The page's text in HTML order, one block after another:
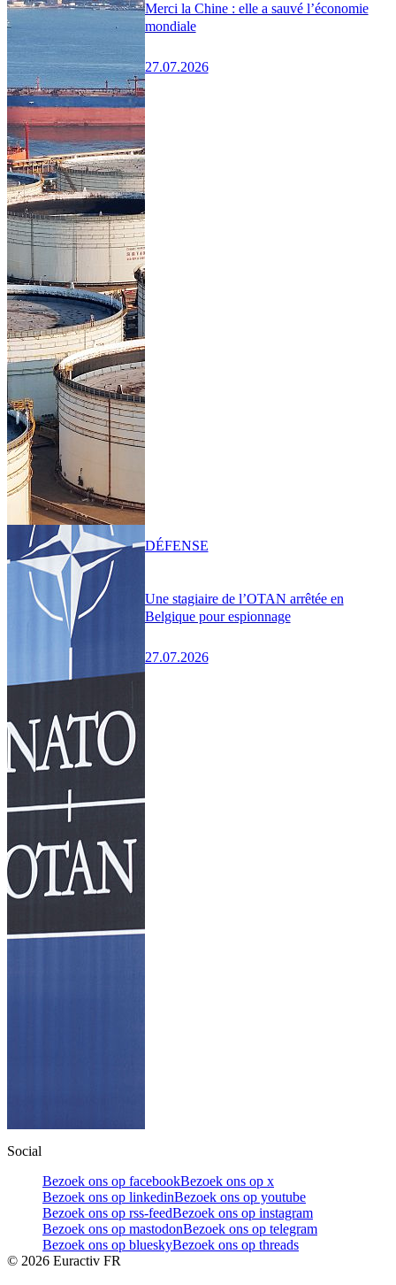
Merci la Chine : elle a sauvé l’économie
mondiale
27.07.2026
Une stagiaire de l’OTAN arrêtée en
Belgique pour espionnage
27.07.2026
DÉFENSE
Social
Bezoek ons op facebookBezoek ons op x
Bezoek ons op linkedinBezoek ons op youtube
Bezoek ons op rss-feedBezoek ons op instagram
Bezoek ons op mastodonBezoek ons op telegram
Bezoek ons op blueskyBezoek ons op threads
© 2026 Euractiv FR